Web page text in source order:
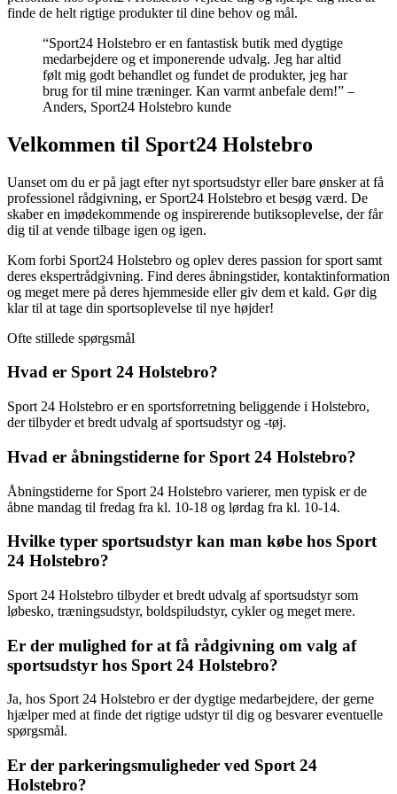
finde de helt rigtige produkter til dine behov og mål.
“Sport24 Holstebro er en fantastisk butik med dygtige
medarbejdere og et imponerende udvalg. Jeg har altid
følt mig godt behandlet og fundet de produkter, jeg har
brug for til mine træninger. Kan varmt anbefale dem!” –
Anders, Sport24 Holstebro kunde
Velkommen til Sport24 Holstebro
Uanset om du er på jagt efter nyt sportsudstyr eller bare ønsker at få
professionel rådgivning, er Sport24 Holstebro et besøg værd. De
skaber en imødekommende og inspirerende butiksoplevelse, der får
dig til at vende tilbage igen og igen.
Kom forbi Sport24 Holstebro og oplev deres passion for sport samt
deres ekspertrådgivning. Find deres åbningstider, kontaktinformation
og meget mere på deres hjemmeside eller giv dem et kald. Gør dig
klar til at tage din sportsoplevelse til nye højder!
Ofte stillede spørgsmål
Hvad er Sport 24 Holstebro?
Sport 24 Holstebro er en sportsforretning beliggende i Holstebro,
der tilbyder et bredt udvalg af sportsudstyr og -tøj.
Hvad er åbningstiderne for Sport 24 Holstebro?
Åbningstiderne for Sport 24 Holstebro varierer, men typisk er de
åbne mandag til fredag fra kl. 10-18 og lørdag fra kl. 10-14.
Hvilke typer sportsudstyr kan man købe hos Sport
24 Holstebro?
Sport 24 Holstebro tilbyder et bredt udvalg af sportsudstyr som
løbesko, træningsudstyr, boldspiludstyr, cykler og meget mere.
Er der mulighed for at få rådgivning om valg af
sportsudstyr hos Sport 24 Holstebro?
Ja, hos Sport 24 Holstebro er der dygtige medarbejdere, der gerne
hjælper med at finde det rigtige udstyr til dig og besvarer eventuelle
spørgsmål.
Er der parkeringsmuligheder ved Sport 24
Holstebro?